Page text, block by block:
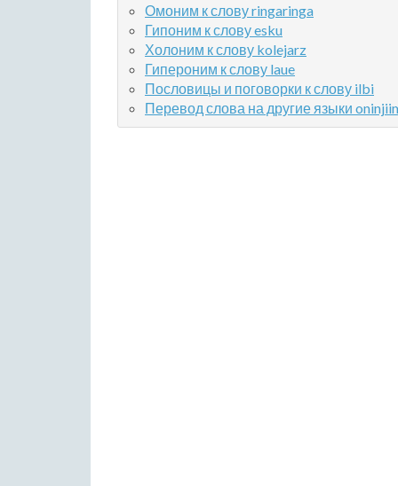
Омоним к слову ringaringa
Гипоним к слову esku
Холоним к слову kolejarz
Гипероним к слову laue
Пословицы и поговорки к слову ilbi
Перевод слова на другие языки